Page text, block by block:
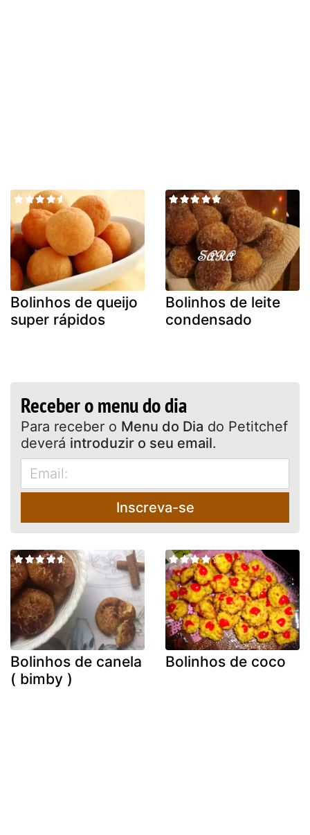
Bolinhos de queijo
super rápidos
Bolinhos de leite
condensado
Receber o menu do dia
Para receber o Menu do Dia do Petitchef
deverá introduzir o seu email.
Inscreva-se
Bolinhos de canela
( bimby )
Bolinhos de coco